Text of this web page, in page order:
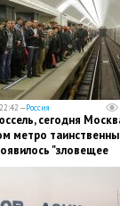
—Россия
сегодня
метро
"зловещее
от ИГИЛ